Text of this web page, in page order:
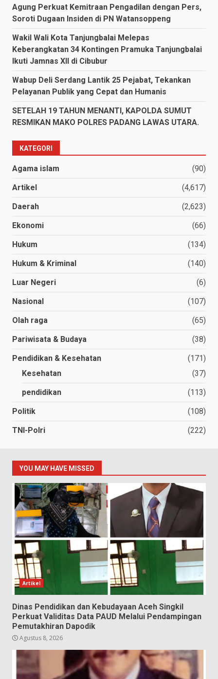
Agung Perkuat Kemitraan Pengadilan dengan Pers,
Soroti Dugaan Insiden di PN Watansoppeng
Wakil Wali Kota Tanjungbalai Melepas
Keberangkatan 34 Kontingen Pramuka Tanjungbalai
Ikuti Jamnas XII di Cibubur
Wabup Deli Serdang Lantik 25 Pejabat, Tekankan
Pelayanan Publik yang Cepat dan Humanis
SETELAH 19 TAHUN MENANTI, KAPOLDA SUMUT
RESMIKAN MAKO POLRES PADANG LAWAS UTARA.
KATEGORI
Agama islam (90)
Artikel (4,617)
Daerah (2,623)
Ekonomi (66)
Hukum (134)
Hukum & Kriminal (140)
Luar Negeri (6)
Nasional (107)
Olah raga (65)
Pariwisata & Budaya (38)
Pendidikan & Kesehatan
(171)
Kesehatan
(37)
pendidikan (113)
Politik (108)
TNI-Polri (222)
YOU MAY HAVE MISSED
Artikel
Dinas Pendidikan dan Kebudayaan Aceh Singkil
Perkuat Validitas Data PAUD Melalui Pendampingan
Pemutakhiran Dapodik
Agustus 8, 2026